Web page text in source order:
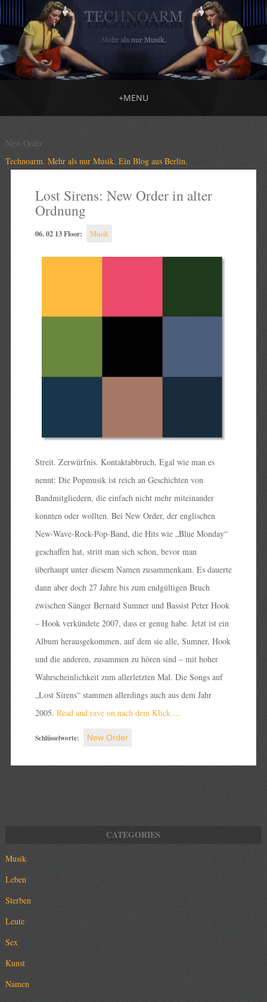
+MENU
New Order
Technoarm. Mehr als nur Musik. Ein Blog aus Berlin.
Lost Sirens: New Order in alter
Ordnung
06. 02 13 Floor: Musik
Streit. Zerwürfnis. Kontaktabbruch. Egal wie man es
nennt: Die Popmusik ist reich an Geschichten von
Bandmitgliedern, die einfach nicht mehr miteinander
konnten oder wollten. Bei New Order, der englischen
New-Wave-Rock-Pop-Band, die Hits wie „Blue Monday“
geschaffen hat, stritt man sich schon, bevor man
überhaupt unter diesem Namen zusammenkam. Es dauerte
dann aber doch 27 Jahre bis zum endgültigen Bruch
zwischen Sänger Bernard Sumner und Bassist Peter Hook
– Hook verkündete 2007, dass er genug habe. Jetzt ist ein
Album herausgekommen, auf dem sie alle, Sumner, Hook
und die anderen, zusammen zu hören sind – mit hoher
Wahrscheinlichkeit zum allerletzten Mal. Die Songs auf
„Lost Sirens“ stammen allerdings auch aus dem Jahr
2005. Read and rave on nach dem Klick ...
Schlüsselworte: New Order
Musik
Leben
Sterben
Leute
Sex
Kunst
Namen